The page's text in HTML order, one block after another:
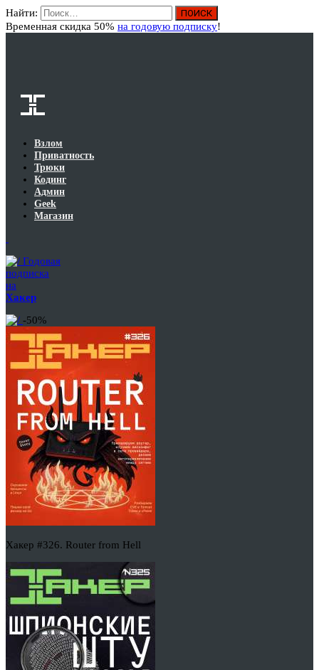
Найти:
Временная скидка 50% на годовую подписку!
Взлом
Приватность
Трюки
Кодинг
Админ
Geek
Магазин
Годовая
подписка
на
Хакер
-50%
Хакер #326. Router from Hell